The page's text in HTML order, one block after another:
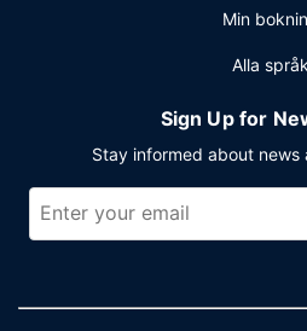
Min
Alla språk
Sign Up for
Stay informed about news